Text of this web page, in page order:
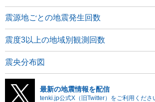
震源地ごとの地震発生回数
震度3以上の地域別観測回数
震央分布図
最新の地震情報を配信
tenki.jp公式X（旧Twitter）をご利用くださ